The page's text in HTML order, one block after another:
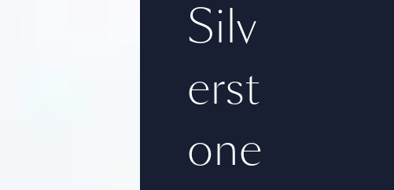
Silv
erst
one